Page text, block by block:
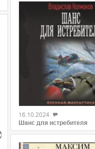
16.10.2024
Шанс для истребителя